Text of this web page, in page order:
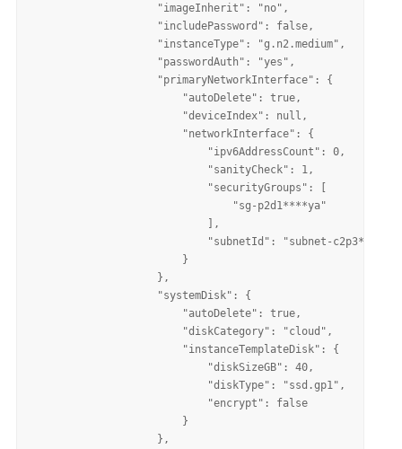
                    "imageInherit": "no",
                    "includePassword": false,
                    "instanceType": "g.n2.medium",
                    "passwordAuth": "yes",
                    "primaryNetworkInterface": {
                        "autoDelete": true,
                        "deviceIndex": null,
                        "networkInterface": {
                            "ipv6AddressCount": 0,
                            "sanityCheck": 1,
                            "securityGroups": [
                                "sg-p2d1****ya"
                            ],
                            "subnetId": "subnet-c2p3****9o"
                        }
                    },
                    "systemDisk": {
                        "autoDelete": true,
                        "diskCategory": "cloud",
                        "instanceTemplateDisk": {
                            "diskSizeGB": 40,
                            "diskType": "ssd.gp1",
                            "encrypt": false
                        }
                    },